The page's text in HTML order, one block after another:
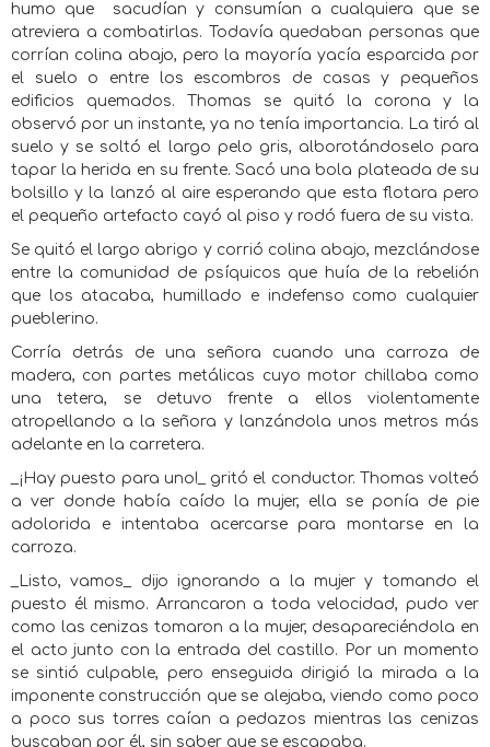
humo que
sacudían y consumían a cualquiera que se
atreviera a combatirlas. Todavía quedaban personas que
corrían colina abajo, pero la mayoría yacía esparcida por
el suelo o entre los escombros de casas y pequeños
edificios quemados. Thomas se quitó la corona y la
observó por un instante, ya no tenía importancia. La tiró al
suelo y se soltó el largo pelo gris, alborotándoselo para
tapar la herida en su frente. Sacó una bola plateada de su
bolsillo y la lanzó al aire esperando que esta flotara pero
el pequeño artefacto cayó al piso y rodó fuera de su vista.
Se quitó el largo abrigo y corrió colina abajo, mezclándose
entre la comunidad de psíquicos que huía de la rebelión
que los atacaba, humillado e indefenso como cualquier
pueblerino.
Corría detrás de una señora cuando una carroza de
madera, con partes metálicas cuyo motor chillaba como
una tetera, se detuvo frente a ellos violentamente
atropellando a la señora y lanzándola unos metros más
adelante en la carretera.
_¡Hay puesto para uno!_ gritó el conductor. Thomas volteó
a ver donde había caído la mujer, ella se ponía de pie
adolorida e intentaba acercarse para montarse en la
carroza.
_Listo, vamos_ dijo ignorando a la mujer y tomando el
puesto él mismo. Arrancaron a toda velocidad, pudo ver
como las cenizas tomaron a la mujer, desapareciéndola en
el acto junto con la entrada del castillo. Por un momento
se sintió culpable, pero enseguida dirigió la mirada a la
imponente construcción que se alejaba, viendo como poco
a poco sus torres caían a pedazos mientras las cenizas
buscaban por él, sin saber que se escapaba.